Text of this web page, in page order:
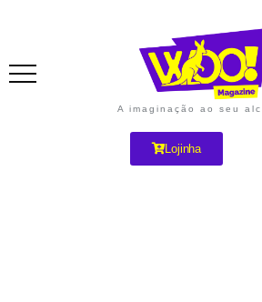
A imaginação ao seu
Lojinha